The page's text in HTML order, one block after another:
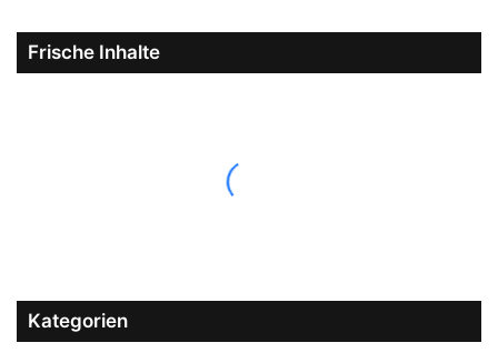
Frische Inhalte
Kategorien